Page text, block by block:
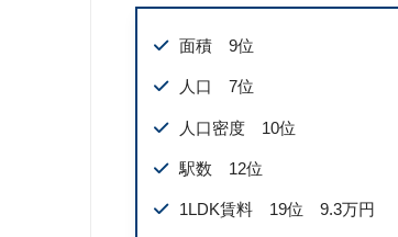
面積 9位
人口 7位
人口密度 10位
駅数 12位
1LDK賃料 19位 9.3万円